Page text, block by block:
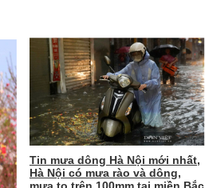
Tin mưa dông Hà Nội mới nhất,
Hà Nội có mưa rào và dông,
mưa to trên 100mm tại miền Bắc